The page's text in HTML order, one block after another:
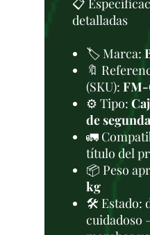
📋
detalladas
🏷️ Marca:
🔖
(SKU): FM-
⚙️ Tipo:
de
🚛
título del
📦 Peso
kg
🛠 Estado:
cuidadoso